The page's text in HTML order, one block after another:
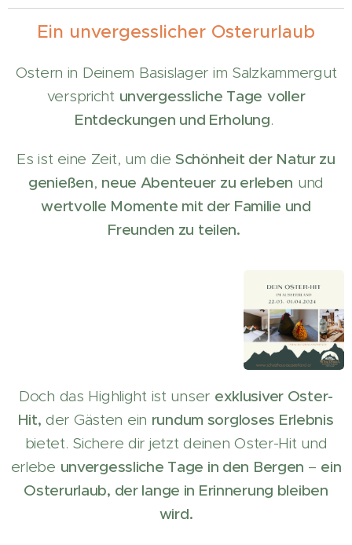
Ein unvergesslicher Osterurlaub
Ostern in Deinem Basislager im Salzkammergut
verspricht unvergessliche Tage voller
Entdeckungen und Erholung.
Es ist eine Zeit, um dieSchönheit der Natur zu
genießen, neue Abenteuer zu erleben und
wertvolle Momente mit der Familie und
Freunden zu teilen.
Doch das Highlight ist unser exklusiver Oster-
Hit, der Gästen ein rundum sorgloses Erlebnis
bietet. Sichere dir jetzt deinen Oster-Hit und
erlebe unvergessliche Tage in den Bergen – ein
Osterurlaub, der lange in Erinnerung bleiben
wird.